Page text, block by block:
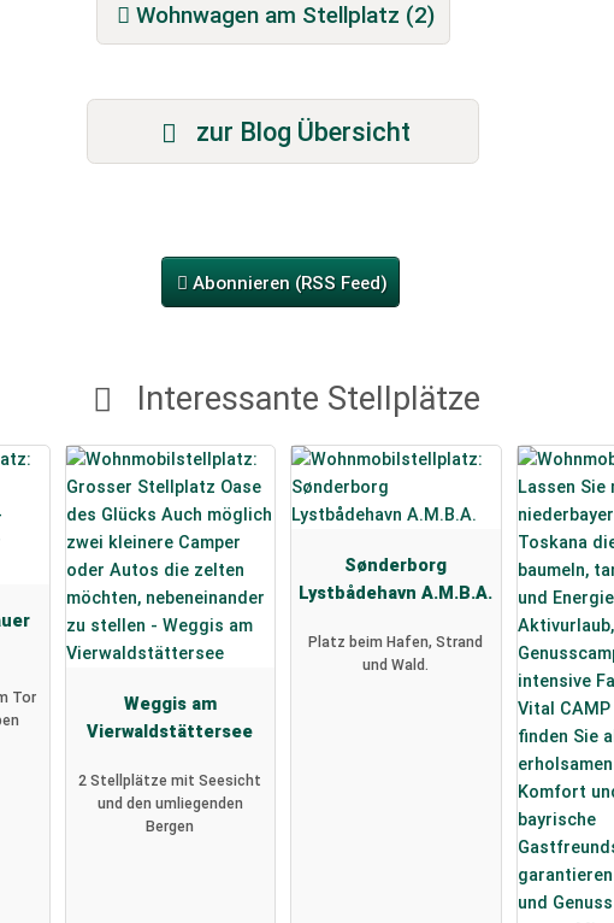
Wohnwagen am Stellplatz (2)
zur Blog Übersicht
Abonnieren (RSS Feed)
Interessante Stellplätze
Tor
Weggis am
Vierwaldstättersee
2 Stellplätze mit Seesicht
und den umliegenden
Bergen
Sønderborg
Lystbådehavn A.M.B.A.
Platz beim Hafen, Strand
und Wald.